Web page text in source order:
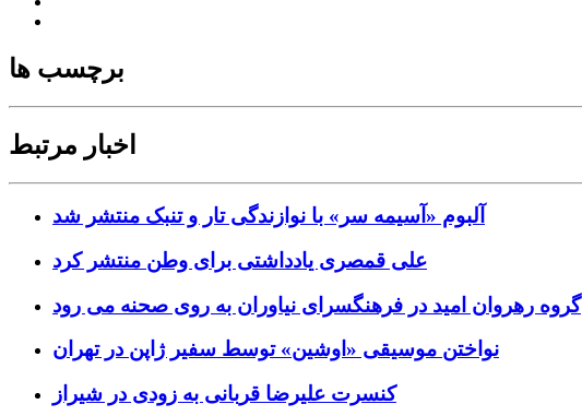
برچسب ها
اخبار مرتبط
آلبوم «آسیمه سر» با نوازندگی تار و تنبک منتشر شد
علی قمصری یادداشتی برای وطن منتشر کرد
گروه رهروان امید در فرهنگسرای نیاوران به روی صحنه می رود
نواختن موسیقی «اوشین» توسط سفیر ژاپن در تهران
کنسرت علیرضا قربانی به زودی در شیراز